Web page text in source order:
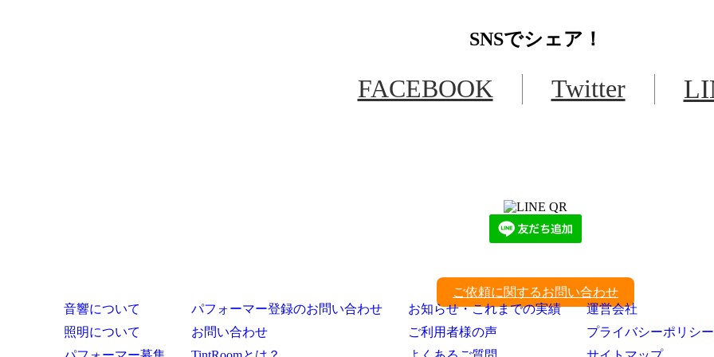
SNSでシェア！
FACEBOOK Twitter
ご依頼に関するお問い合わせ
音響について
照明について
パフォーマー登録のお問い合わせ
お問い合わせ
お知らせ・これまでの実績
ご利用者様の声
運営会社
プライバシーポリシー